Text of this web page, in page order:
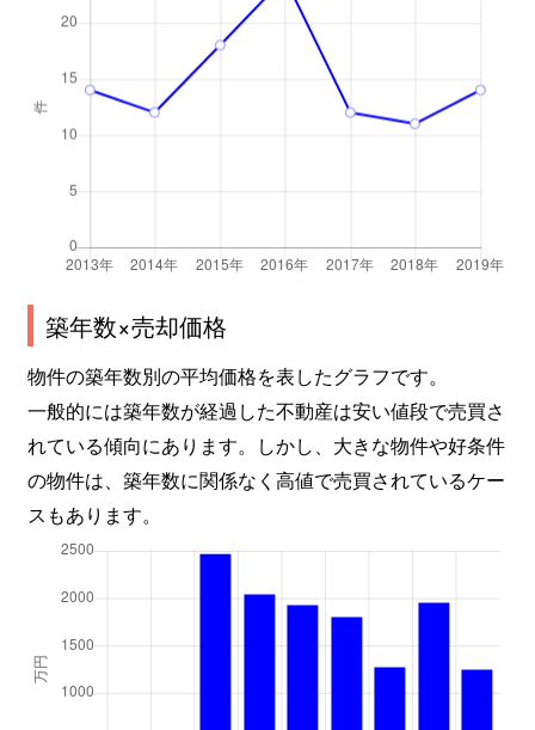
築年数×売却価格
物件の築年数別の平均価格を表したグラフです。
一般的には築年数が経過した不動産は安い値段で売買さ
れている傾向にあります。しかし、大きな物件や好条件
の物件は、築年数に関係なく高値で売買されているケー
スもあります。